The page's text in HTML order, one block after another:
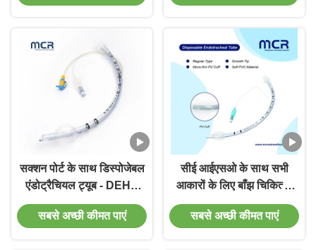
सक्शन पोर्ट के साथ डिस्पोजेबल
एंडोट्रैचियल ट्यूब - DEHP
मुक्त पारदर्शी पीवीसी पांच साल
की गुणवत्ता गारंटी के लिए
सबसे अच्छी कीमत पाएं
सीई आईएसओ के साथ सभी
आकारों के लिए बाँझ चिकित्सा
एंडोट्रैचियल ट्यूब
सबसे अच्छी कीमत पाएं